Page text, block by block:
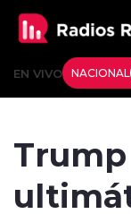
EN VIVO NACIONAL